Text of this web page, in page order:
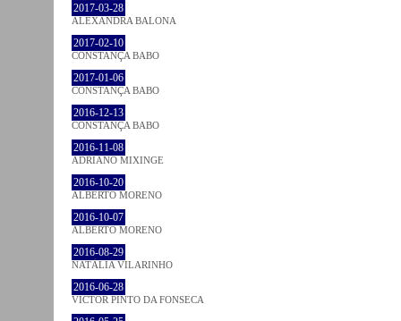
2017-03-28
ALEXANDRA BALONA
2017-02-10
CONSTANÇA BABO
2017-01-06
CONSTANÇA BABO
2016-12-13
CONSTANÇA BABO
2016-11-08
ADRIANO MIXINGE
2016-10-20
ALBERTO MORENO
2016-10-07
ALBERTO MORENO
2016-08-29
NATÁLIA VILARINHO
2016-06-28
VICTOR PINTO DA FONSECA